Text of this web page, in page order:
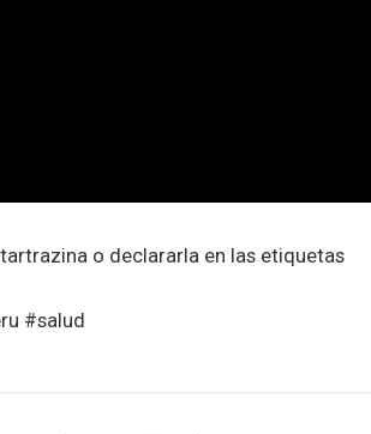
o declararla en las etiquetas
#salud